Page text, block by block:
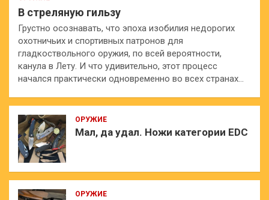
В стреляную гильзу
Грустно осознавать, что эпоха изобилия недорогих
охотничьих и спортивных патронов для
гладкоствольного оружия, по всей вероятности,
канула в Лету. И что удивительно, этот процесс
начался практически одновременно во всех странах…
ОРУЖИЕ
Мал, да удал. Ножи категории EDC
ОРУЖИЕ